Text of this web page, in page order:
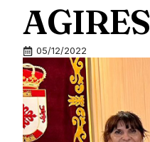
AGIRES
05/12/2022